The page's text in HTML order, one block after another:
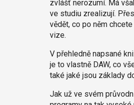
zvlášť nerozumí. Má
ve studiu zrealizují.
vědět, co po něm
vize.
V přehledně napsané
je to vlastně DAW, co
také jaké jsou základy
Jak už ve svém